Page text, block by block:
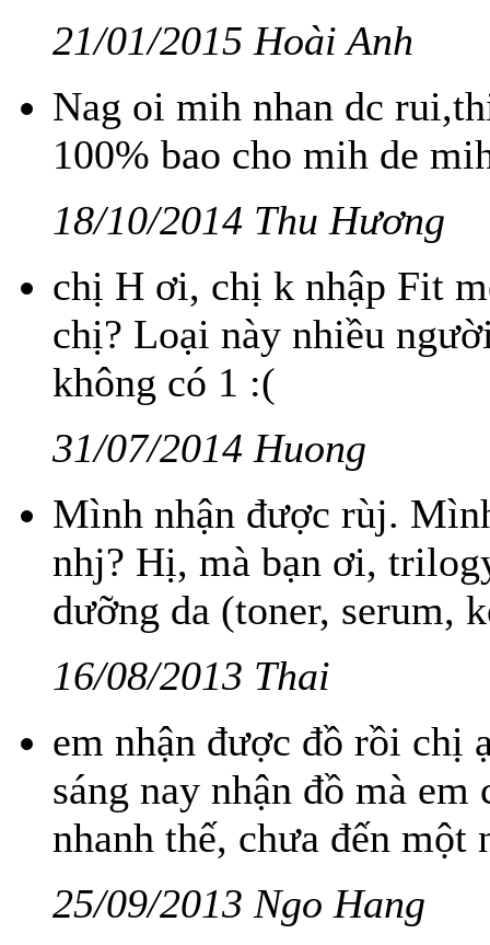
21/01/2015 Hoài Anh
Nag oi mih nhan dc
100% bao cho mih de
18/10/2014 Thu Hương
chị H ơi, chị k nhập Fit
chị? Loại này nhiều
không có 1 :(
31/07/2014 Huong
Mình nhận được rùj.
nhj? Hị, mà bạn ơi,
dưỡng da (toner, serum,
16/08/2013 Thai
em nhận được đồ rồi chị
sáng nay nhận đồ mà
nhanh thế, chưa đến một
25/09/2013 Ngo Hang